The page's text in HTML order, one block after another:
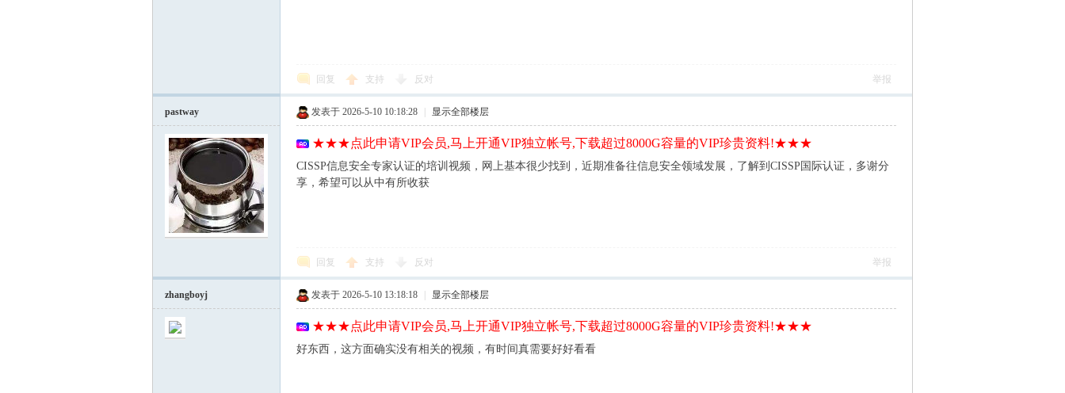
回复 支持 反对 举报
pastway 发表于 2026-5-10 10:18:28 显示全部楼层
★★★点此申请VIP会员,马上开通VIP独立帐号,下载超过8000G容量的VIP珍贵资料!★★★
CISSP信息安全专家认证的培训视频，网上基本很少找到，近期准备往信息安全领域发展，了解到CISSP国际认证，多谢分
享，希望可以从中有所收获
回复 支持 反对 举报
zhangboyj 发表于 2026-5-10 13:18:18 显示全部楼层
★★★点此申请VIP会员,马上开通VIP独立帐号,下载超过8000G容量的VIP珍贵资料!★★★
好东西，这方面确实没有相关的视频，有时间真需要好好看看